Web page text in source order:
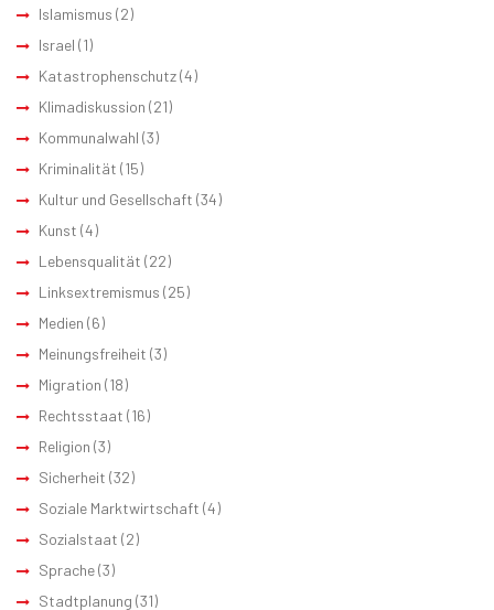
Islamismus (2)
Israel (1)
Katastrophenschutz(4)
Klimadiskussion (21)
Kommunalwahl (3)
Kriminalität (15)
Kultur und Gesellschaft (34)
Kunst (4)
Lebensqualität (22)
Linksextremismus (25)
Medien (6)
Meinungsfreiheit (3)
Migration (18)
Rechtsstaat (16)
Religion (3)
Sicherheit (32)
Soziale Marktwirtschaft (4)
Sozialstaat (2)
Sprache(3)
Stadtplanung (31)